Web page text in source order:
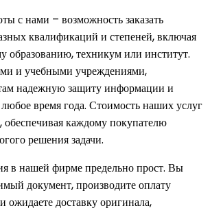
с нами – возможность заказать
квалификаций и степеней, включая
образованию, техникум или институт.
и учебными учреждениями,
надежную защиту информации и
время года. Стоимость наших услуг
обеспечивая каждому покупателю
решения задачи.
в нашей фирме предельно прост. Вы
документ, производите оплату
ожидаете доставку оригинала,